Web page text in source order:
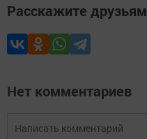
Расскажите друзьям
Нет комментариев